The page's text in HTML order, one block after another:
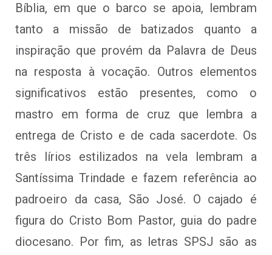
Bíblia, em que o barco se apoia, lembram
tanto a missão de batizados quanto a
inspiração que provém da Palavra de Deus
na resposta à vocação. Outros elementos
significativos estão presentes, como o
mastro em forma de cruz que lembra a
entrega de Cristo e de cada sacerdote. Os
três lírios estilizados na vela lembram a
Santíssima Trindade e fazem referência ao
padroeiro da casa, São José. O cajado é
figura do Cristo Bom Pastor, guia do padre
diocesano. Por fim, as letras SPSJ são as